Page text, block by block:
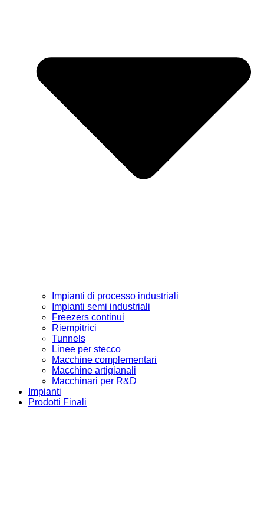
Impianti di processo industriali
Impianti semi industriali
Freezers continui
Riempitrici
Tunnels
Linee per stecco
Macchine complementari
Macchine artigianali
Macchinari per R&D
Impianti
Prodotti Finali